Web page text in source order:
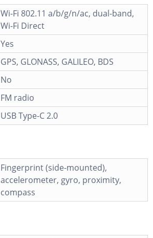
Wi-Fi 802.11 a/b/g/n/ac, dual-band,
Wi-Fi Direct
Yes
GPS, GLONASS, GALILEO, BDS
No
FM radio
USB Type-C 2.0
Fingerprint (side-mounted),
accelerometer, gyro, proximity,
compass